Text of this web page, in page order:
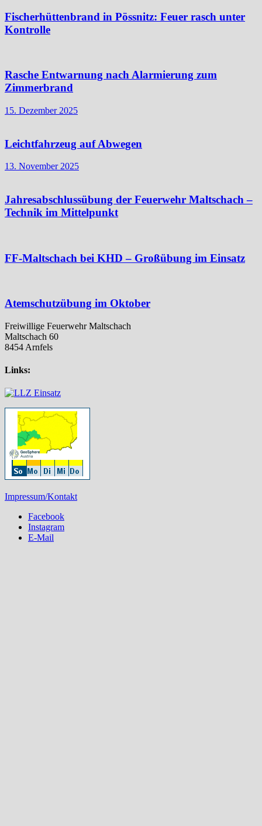
Fischerhüttenbrand in Pössnitz: Feuer rasch unter
Kontrolle
Rasche Entwarnung nach Alarmierung zum
Zimmerbrand
15. Dezember 2025
Leichtfahrzeug auf Abwegen
13. November 2025
Jahresabschlussübung der Feuerwehr Maltschach –
Technik im Mittelpunkt
FF-Maltschach bei KHD – Großübung im Einsatz
Atemschutzübung im Oktober
Freiwillige Feuerwehr Maltschach
Maltschach 60
8454 Arnfels
Links:
Impressum/Kontakt
Facebook
Instagram
E-Mail